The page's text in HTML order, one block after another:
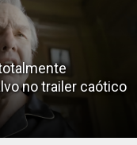
no trailer caótico